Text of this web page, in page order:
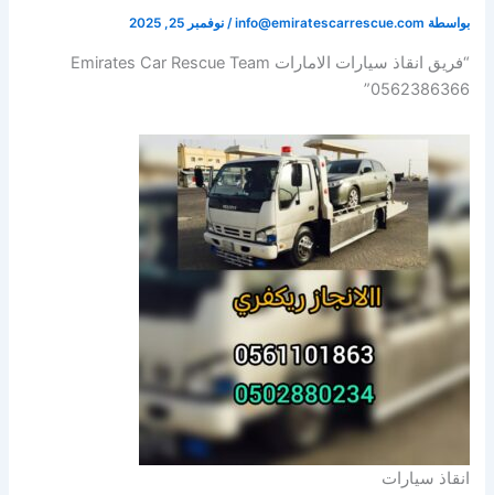
بواسطة info@emiratescarrescue.com
/نوفمبر 25, 2025
“فريق انقاذ سيارات الامارات Emirates Car Rescue Team
0562386366”
انقاذ سيارات